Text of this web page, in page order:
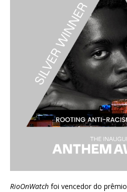
RioOnWatch foi vencedor do prêmio